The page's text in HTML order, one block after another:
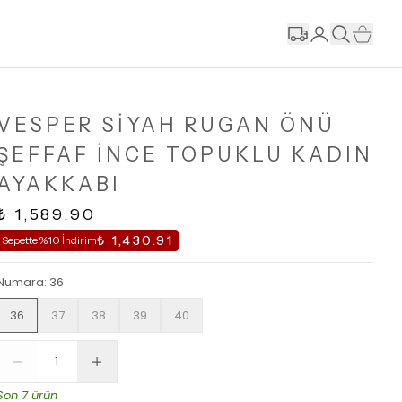
SİYAH RUGAN ÖNÜ
İNCE TOPUKLU KADIN
1,589.90
Sepette %10 İndirim₺ 1,430.91
: 36
36
37 38 39 40
7 ürün